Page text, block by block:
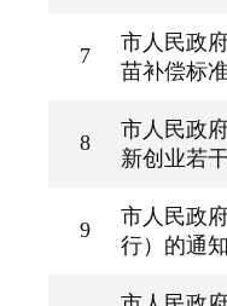
7
市人民政
苗补偿标
8
市人民政
新创业若
9
市人民政
行）的通知